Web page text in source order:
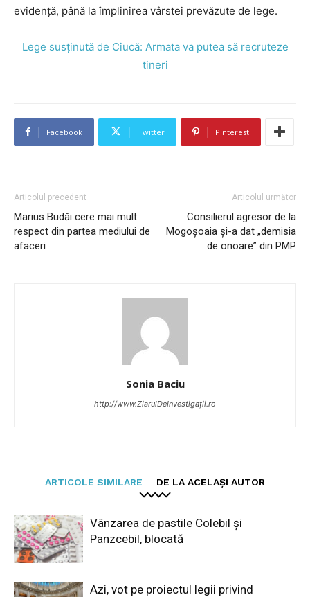
evidenţă, până la împlinirea vârstei prevăzute de lege.
Lege susţinută de Ciucă: Armata va putea să recruteze
tineri
Facebook Twitter Pinterest
Articolul precedent
Marius Budăi cere mai mult
respect din partea mediului de
afaceri
Articolul următor
Consilierul agresor de la
Mogoșoaia și-a dat „demisia
de onoare” din PMP
Sonia Baciu
http://www.ZiarulDeInvestigații.ro
ARTICOLE SIMILARE DE LA ACELAȘI AUTOR
Vânzarea de pastile Colebil și
Panzcebil, blocată
Azi, vot pe proiectul legii privind